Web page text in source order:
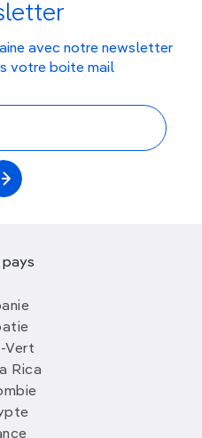
avec notre newsletter
votre boite mail
pays
Vert
Rica